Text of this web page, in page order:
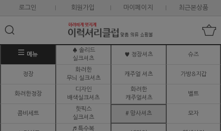
로그인 회원가입 마이페이지 최근본상품
메뉴
♠ 솔리드
실크셔츠
♥ 정장셔츠 슈즈
정장
화려한
무늬 실크셔츠
캐주얼 셔츠 가방&지갑
화려한정장
디자인
배색실크셔츠
화려한
캐주얼셔츠
벨트
콤비세트
핫픽스
실크셔츠
# 망사셔츠 모자
♬ 특수복